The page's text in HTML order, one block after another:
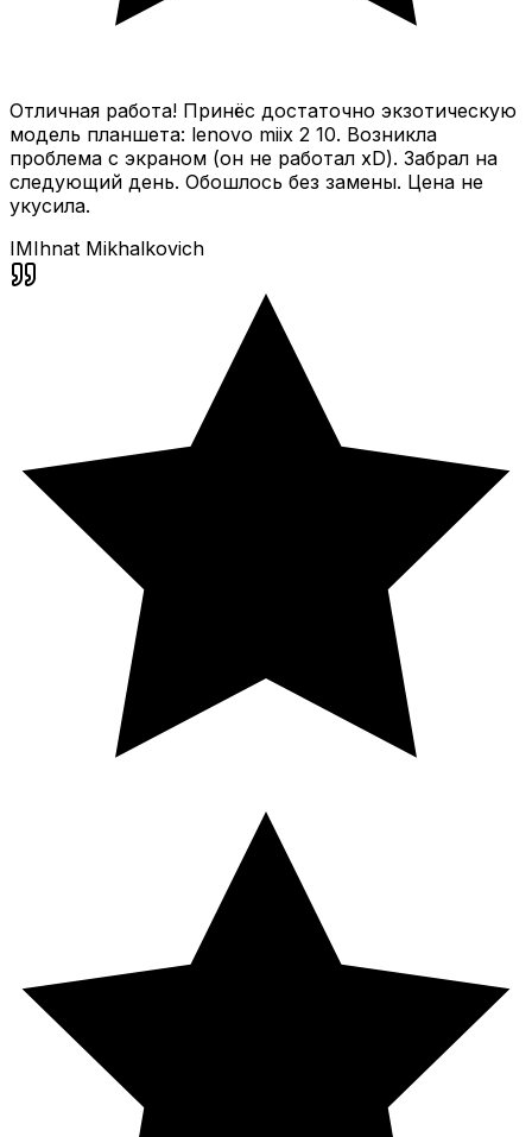
Отличная работа! Принёс достаточно экзотическую
модель планшета: lenovo miix 2 10. Возникла
проблема с экраном (он не работал xD). Забрал на
следующий день. Обошлось без замены. Цена не
укусила.
IMIhnat Mikhalkovich